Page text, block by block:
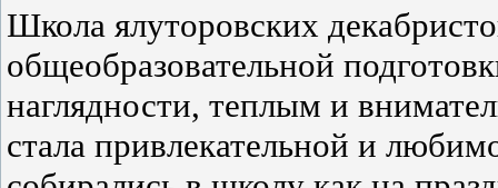
Школа ялуторовских
общеобразовательной
наглядности, теплым и
стала привлекательной и